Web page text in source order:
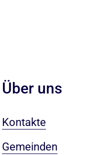
Über uns
Kontakte
Gemeinden